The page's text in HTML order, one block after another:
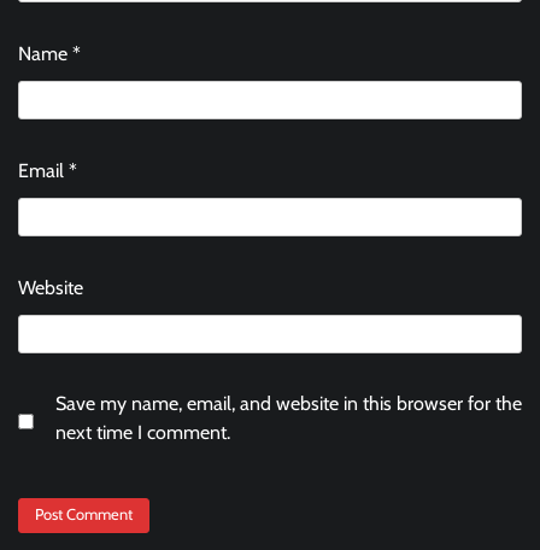
Name *
Email *
Website
Save my name, email, and website in this browser for the
next time I comment.